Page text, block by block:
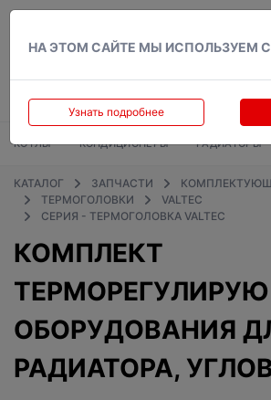
НА ЭТОМ САЙТЕ МЫ ИСПОЛЬЗУЕМ
Узнать подробнее
КОТЛЫ КОНДИЦИОНЕРЫ РАДИАТОРЫ
КАТАЛОГ ЗАПЧАСТИ
ТЕРМОГОЛОВКИ
VALTEC
СЕРИЯ - ТЕРМОГОЛОВКА VALTEC
КОМПЛЕКТ
ОБОРУДОВАНИЯ
РАДИАТОРА,